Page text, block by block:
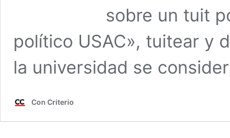
sobre un tuit
político USAC», tuitear y
la universidad se
Con Criterio